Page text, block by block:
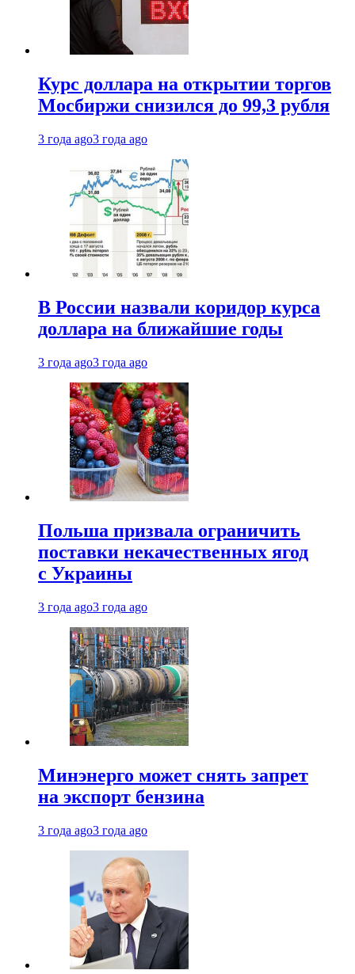
Курс доллара на открытии торгов
Мосбиржи снизился до 99,3 рубля
3 года ago3 года ago
В России назвали коридор курса
доллара на ближайшие годы
3 года ago3 года ago
Польша призвала ограничить
поставки некачественных ягод
с Украины
3 года ago3 года ago
Минэнерго может снять запрет
на экспорт бензина
3 года ago3 года ago